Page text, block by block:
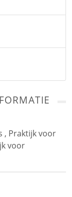
, Praktijk voor
voor